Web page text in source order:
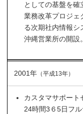
としての基盤を確
業務改革プロジェ
る次期社内情報シ
沖縄営業所の開設。
2001年（平成13年）
カスタマサポート
24時間3６5日フ